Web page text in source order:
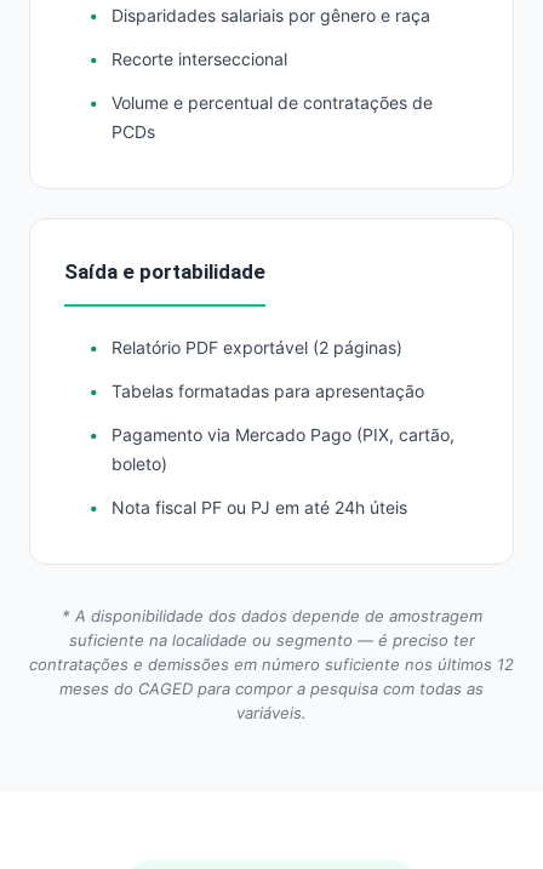
Disparidades salariais por gênero e raça
Recorte interseccional
Volume e percentual de contratações de
PCDs
Saída e portabilidade
Relatório PDF exportável (2 páginas)
Tabelas formatadas para apresentação
Pagamento via Mercado Pago (PIX, cartão,
boleto)
Nota fiscal PF ou PJ em até 24h úteis
* A disponibilidade dos dados depende de amostragem
suficiente na localidade ou segmento — é preciso ter
contratações e demissões em número suficiente nos últimos 12
meses do CAGED para compor a pesquisa com todas as
variáveis.